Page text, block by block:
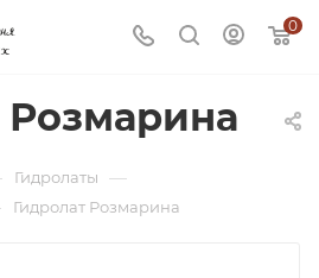
0
Розмарина
Гидролаты —
Гидролат Розмарина